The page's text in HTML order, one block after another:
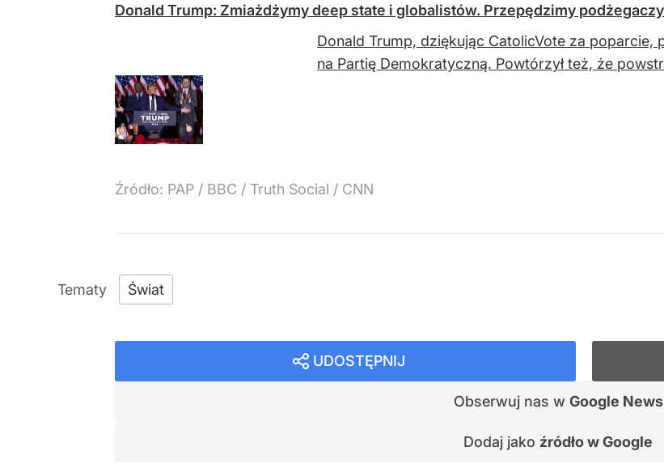
Donald Trump: Zmiażdżymy deep state i globalistów. Przepędzimy
Donald Trump, dziękując CatolicVote za poparcie,
na Partię Demokratyczną. Powtórzył też, że
Źródło: PAP / BBC / Truth Social / CNN
Świat
UDOSTĘPNIJ
Obserwuj nas w Google News
Dodaj jako źródło w Google